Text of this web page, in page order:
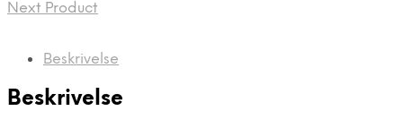
Next Product
Beskrivelse
Beskrivelse